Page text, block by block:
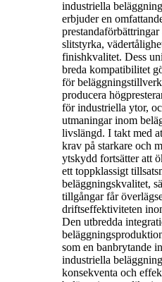
industriella
erbjuder en
slitstyrka,
finishkvalitet. Dess
breda kompatibilitet
för
producera
för industriella ytor,
utmaningar inom
livslängd. I takt med
krav på starkare och
ytskydd fortsätter att
ett toppklassigt
beläggningskvalitet,
tillgångar får
driftseffektiviteten
Den utbredda
som en banbrytande
industriella
konsekventa och